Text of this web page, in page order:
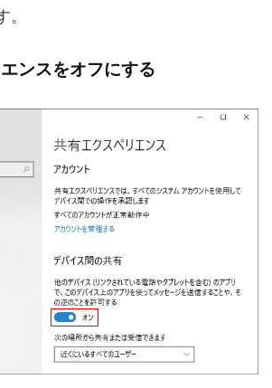
ンスをオフにする